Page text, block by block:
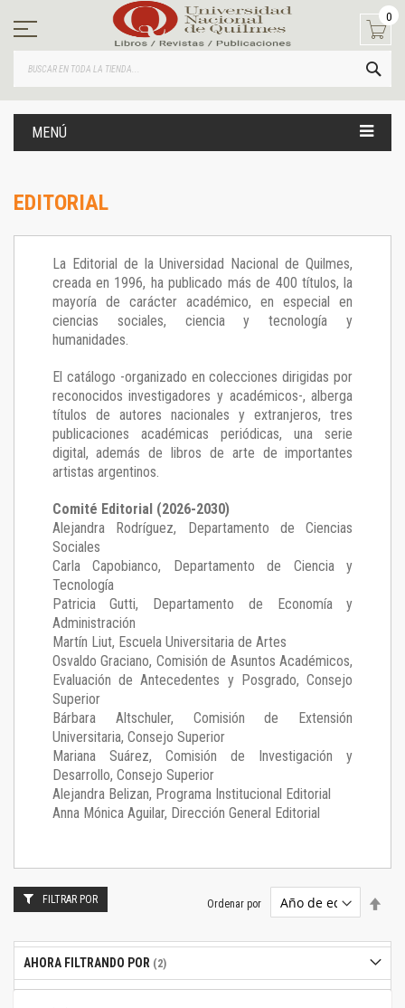
contenido
0
MENÚ
EDITORIAL
La Editorial de la Universidad Nacional de Quilmes,
creada en 1996, ha publicado más de 400 títulos, la
mayoría de carácter académico, en especial en
ciencias sociales, ciencia y tecnología y
humanidades.
El catálogo -organizado en colecciones dirigidas por
reconocidos investigadores y académicos-, alberga
títulos de autores nacionales y extranjeros, tres
publicaciones académicas periódicas, una serie
digital, además de libros de arte de importantes
artistas argentinos.
Comité Editorial (2026-2030)
Alejandra Rodríguez, Departamento de Ciencias
Sociales
Carla Capobianco, Departamento de Ciencia y
Tecnología
Patricia Gutti, Departamento de Economía y
Administración
Martín Liut, Escuela Universitaria de Artes
Osvaldo Graciano, Comisión de Asuntos Académicos,
Evaluación de Antecedentes y Posgrado, Consejo
Superior
Bárbara Altschuler, Comisión de Extensión
Universitaria, Consejo Superior
Mariana Suárez, Comisión de Investigación y
Desarrollo, Consejo Superior
Alejandra Belizan, Programa Institucional Editorial
Anna Mónica Aguilar, Dirección General Editorial
Ordenar por
FILTRAR POR
AHORA FILTRANDO POR